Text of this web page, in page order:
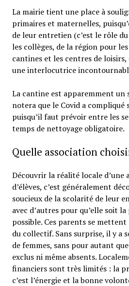
La mairie tient une place à
primaires et maternelles,
de leur entretien (c’est le rôle
les collèges, de la région pour les
cantines et les centres de
une interlocutrice
La cantine est apparemment un
notera que le Covid a compliqué
puisqu’il faut prévoir entre les
temps de nettoyage obligatoire.
Quelle association
Découvrir la réalité locale d’une
d’élèves, c’est généralement
soucieux de la scolarité de leur
avec d’autres pour qu’elle soit
possible. Ces parents se
du collectif. Sans surprise, il y a
de femmes, sans pour autant
exclus ni même absents.
financiers sont très limités : la
c’est l’énergie et la bonne